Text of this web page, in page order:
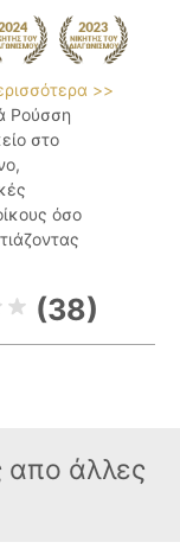
>>
Ρούσση
στο
όσο
(38)
απο άλλες